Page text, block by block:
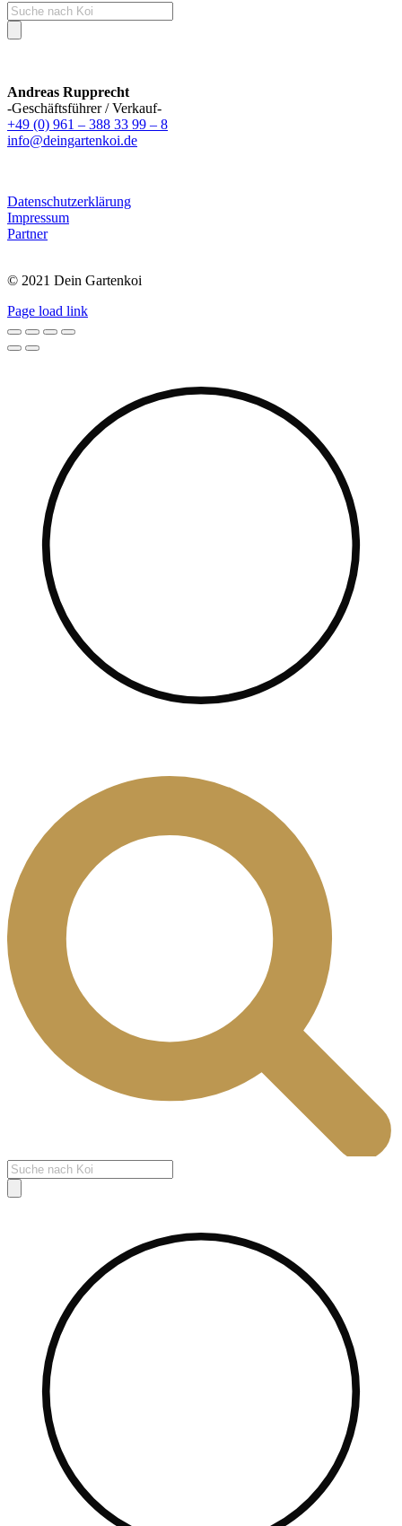
Products
search
Andreas Rupprecht
-Geschäftsführer / Verkauf-
+49 (0) 961 – 388 33 99 – 8
info@deingartenkoi.de
Datenschutzerklärung
Impressum
Partner
© 2021 Dein Gartenkoi
Page load link
Products
search